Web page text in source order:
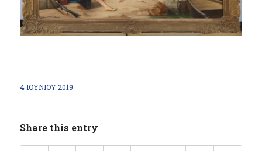
4 ΙΟΥΝΊΟΥ 2019
Share this entry